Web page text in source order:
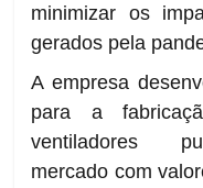
minimizar os
gerados pela
A empresa
para a
ventiladores
mercado com